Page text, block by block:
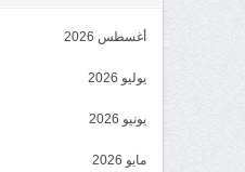
أغسطس 2026
يوليو 2026
يونيو 2026
مايو 2026